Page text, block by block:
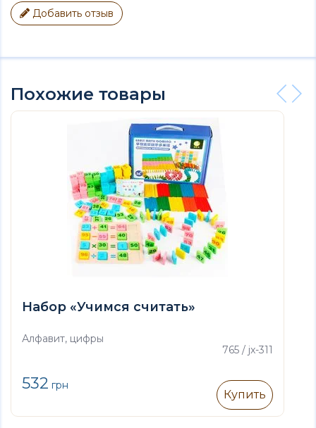
Добавить отзыв
Похожие товары
Набор «Учимся считать»
Алфавит, цифры
765 / jx-311
532 грн
Купить